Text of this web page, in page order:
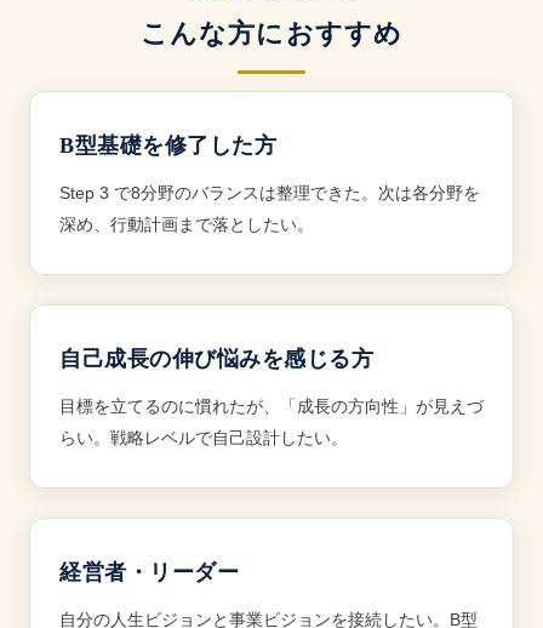
こんな方におすすめ
B型基礎を修了した方
Step 3 で8分野のバランスは整理できた。次は各分野を
深め、行動計画まで落としたい。
自己成長の伸び悩みを感じる方
目標を立てるのに慣れたが、「成長の方向性」が見えづ
らい。戦略レベルで自己設計したい。
経営者・リーダー
自分の人生ビジョンと事業ビジョンを接続したい。B型